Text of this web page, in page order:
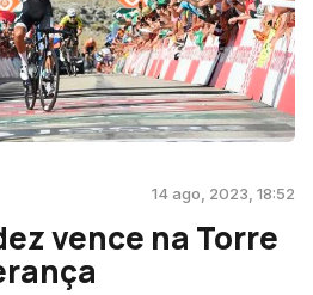
14 ago, 2023, 18:52
vence na Torre